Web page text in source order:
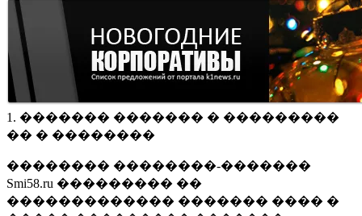
1. ������� ������� � ���������
�� � ��������
�������� ��������-�������
Smi58.ru ��������� ��
������������� ������� ���� �